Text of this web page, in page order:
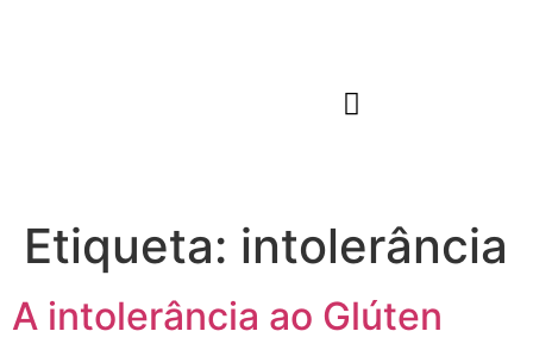
Etiqueta: intolerância
A intolerância ao Glúten